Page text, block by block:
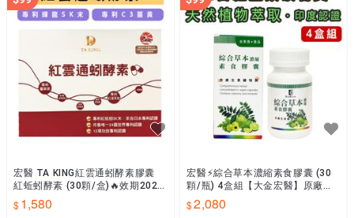
宏醫 TA KING紅雲通蚓酵素膠囊
紅蚯蚓酵素 (30顆/盒)🔥效期202
7/02/21🔥【大金宏醫】📣隨貨附
發 1,580
宏醫⚡綜合草本濃縮素食膠囊 (30
顆/瓶) 4盒組【大金宏醫】原廠貨
📣隨貨附發票
2,080